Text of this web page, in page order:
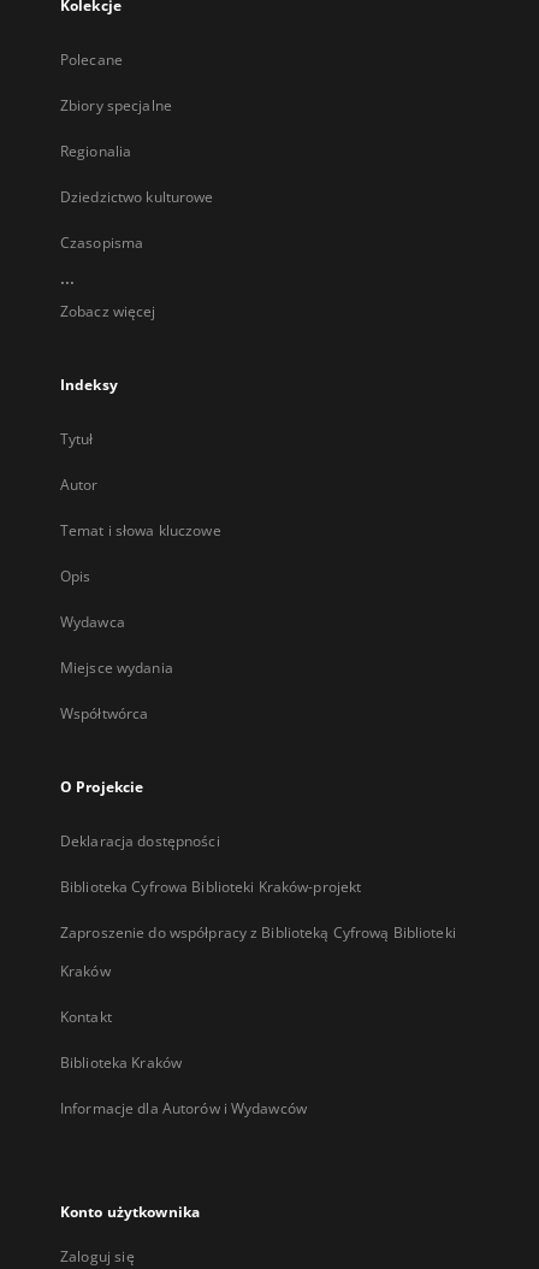
Kolekcje
Polecane
Zbiory specjalne
Regionalia
Dziedzictwo kulturowe
Czasopisma
...
Zobacz więcej
Indeksy
Tytuł
Autor
Temat i słowa kluczowe
Opis
Wydawca
Miejsce wydania
Współtwórca
O Projekcie
Deklaracja dostępności
Biblioteka Cyfrowa Biblioteki Kraków-projekt
Zaproszenie do współpracy z Biblioteką Cyfrową Biblioteki
Kraków
Kontakt
Biblioteka Kraków
Informacje dla Autorów i Wydawców
Konto użytkownika
Zaloguj się